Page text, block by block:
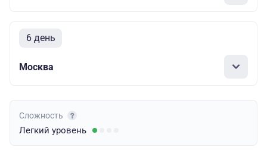
6 день
Москва
Сложность
Легкий уровень